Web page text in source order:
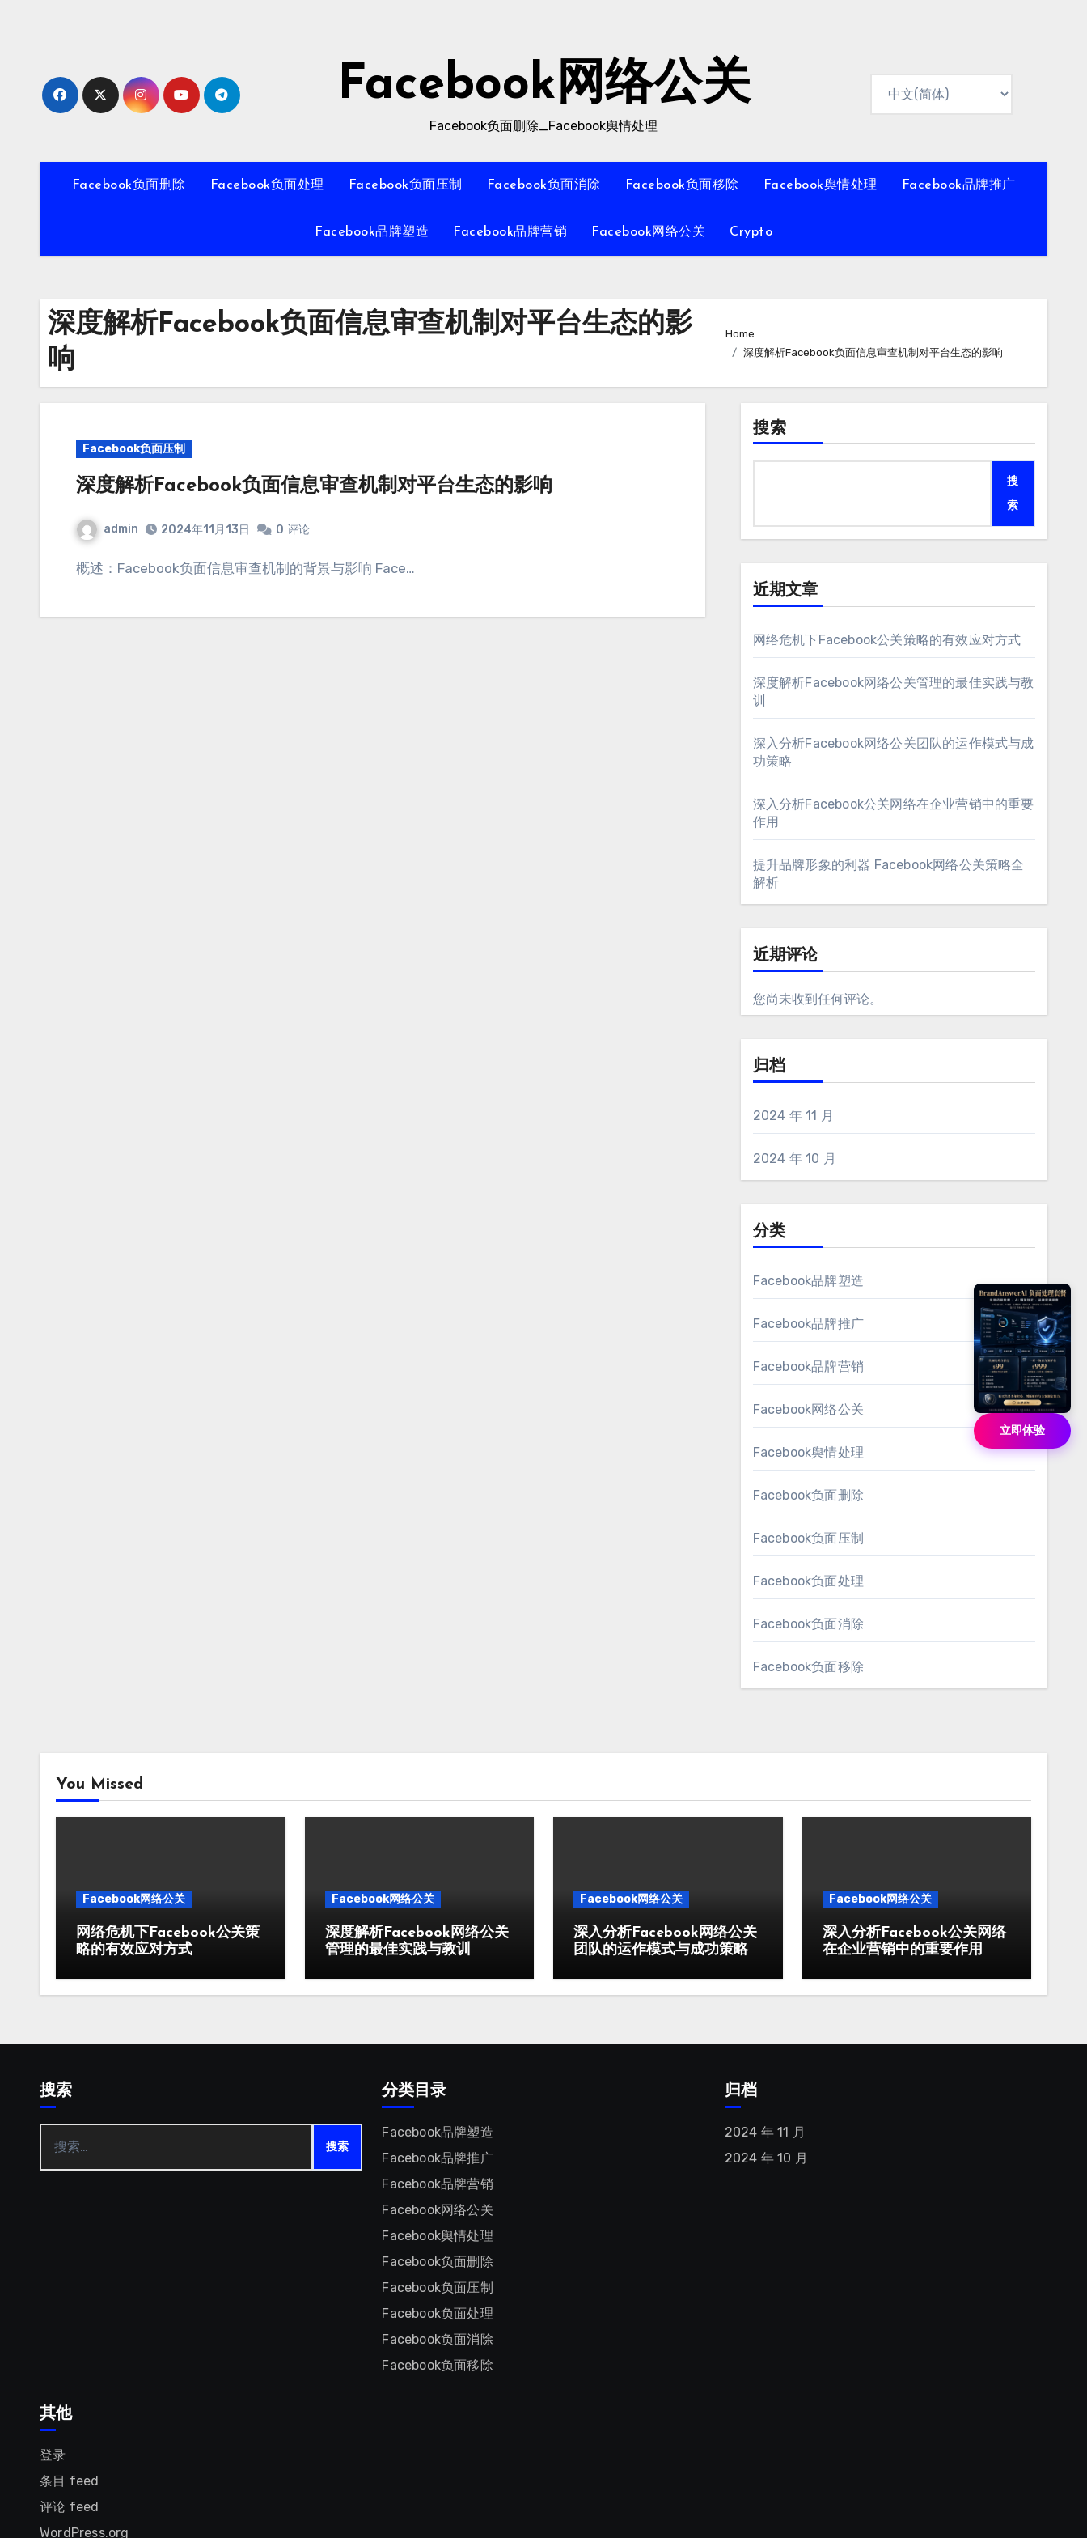
Facebook网络公关
Facebook负面删除_Facebook舆情处理
Facebook负面删除 Facebook负面处理 Facebook负面压制 Facebook负面消除 Facebook负面移除 Facebook舆情处理 Facebook品牌推广
Facebook品牌塑造 Facebook品牌营销 Facebook网络公关 Crypto
深度解析Facebook负面信息审查机制对平台生态的影
响
Home
深度解析Facebook负面信息审查机制对平台生态的影响
Facebook负面压制
深度解析Facebook负面信息审查机制对平台生态的影响
admin 2024年11月13日 0 评论
概述：Facebook负面信息审查机制的背景与影响 Face…
搜索
搜
索
近期文章
网络危机下Facebook公关策略的有效应对方式
深度解析Facebook网络公关管理的最佳实践与教
训
深入分析Facebook网络公关团队的运作模式与成
功策略
深入分析Facebook公关网络在企业营销中的重要
作用
提升品牌形象的利器 Facebook网络公关策略全
解析
近期评论
您尚未收到任何评论。
归档
2024 年 11 月
2024 年 10 月
分类
Facebook品牌塑造
Facebook品牌推广
Facebook品牌营销
Facebook网络公关
Facebook舆情处理
Facebook负面删除
Facebook负面压制
Facebook负面处理
Facebook负面消除
Facebook负面移除
You Missed
Facebook网络公关
网络危机下Facebook公关策
略的有效应对方式
Facebook网络公关
深度解析Facebook网络公关
管理的最佳实践与教训
Facebook网络公关
深入分析Facebook网络公关
团队的运作模式与成功策略
Facebook网络公关
深入分析Facebook公关网络
在企业营销中的重要作用
搜索
索：
分类目录
Facebook品牌塑造
Facebook品牌推广
Facebook品牌营销
Facebook网络公关
Facebook舆情处理
Facebook负面删除
Facebook负面压制
Facebook负面处理
Facebook负面消除
Facebook负面移除
归档
2024 年 11 月
2024 年 10 月
其他
登录
条目 feed
评论 feed
WordPress.org
立即体验